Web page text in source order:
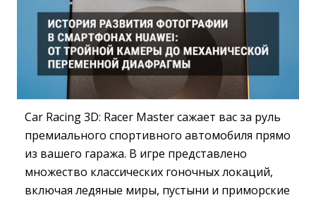
Car Racing 3D: Racer Master сажает вас за руль
премиального спортивного автомобиля прямо
из вашего гаража. В игре представлено
множество классических гоночных локаций,
включая ледяные миры, пустыни и приморские